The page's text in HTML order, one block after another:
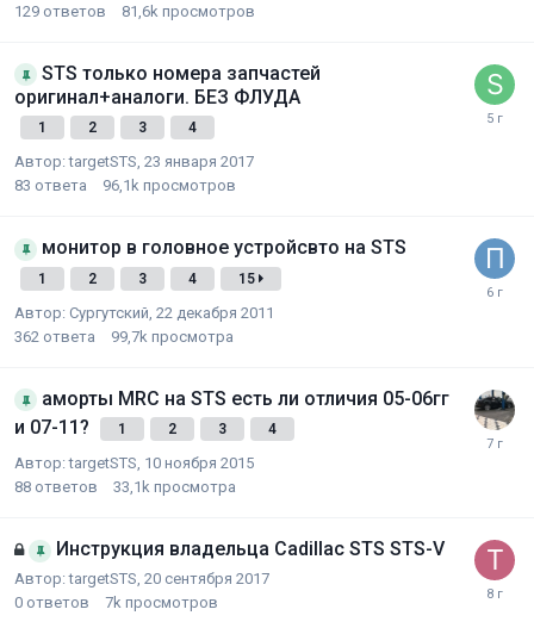
129 ответов 81,6k просмотров
STS только номера запчастей
оригинал+аналоги. БЕЗ ФЛУДА
1 2 3 4
Автор:targetSTS, 23 января 2017
83 ответа 96,1k просмотров
монитор в головное устройсвто на STS
1 2 3 4 15
Автор: Сургутский 22 декабря 2011
362 ответа 99,7k просмотра
аморты MRC на STS есть ли отличия 05-06гг
и 07-11?
1 2 3 4
Автор:targetSTS, 10 ноября 2015
88 ответов 33,1k просмотра
Инструкция владельца Cadillac STS STS-V
Автор:targetSTS 20 сентября 2017
0 ответов 7k просмотров